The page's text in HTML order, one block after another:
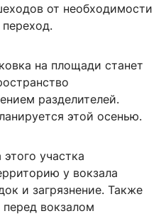
от необходимости
на площади станет
разделителей.
этой осенью.
участка
у вокзала
и загрязнение. Также
вокзалом